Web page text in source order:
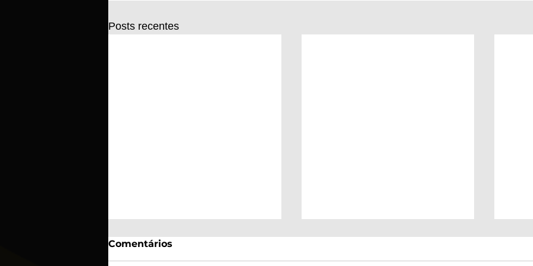
Posts recentes
Comentários